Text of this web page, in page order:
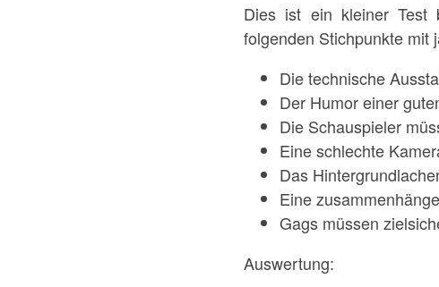
Dies ist ein kleiner Test
folgenden Stichpunkte mit
Die technische
Der Humor einer
Die Schauspieler
Eine schlechte
Das
Eine
Gags müssen
Auswertung: